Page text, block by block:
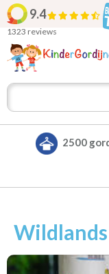
9.4
1323 reviews
Alle
Wildlands